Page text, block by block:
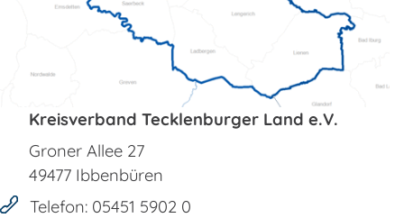
Kreisverband Tecklenburger Land e.V.
Groner Allee 27
49477 Ibbenbüren
Telefon: 05451 5902 0